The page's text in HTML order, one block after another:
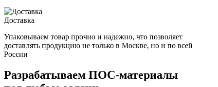
Доставка
Упаковываем товар прочно и надежно, что позволяет
доставлять продукцию не только в Москве, но и по всей
России
Разрабатываем ПОС-материалы